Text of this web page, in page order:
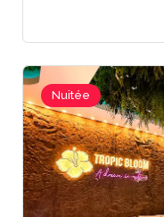
Nuitée